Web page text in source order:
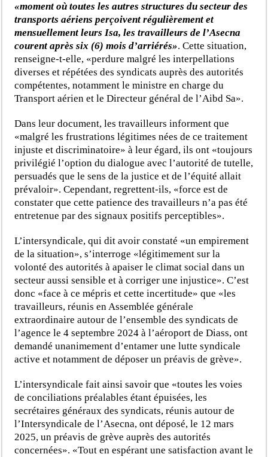
«moment où toutes les autres structures du secteur des
transports aériens perçoivent régulièrement et
mensuellement leurs Isa, les travailleurs de l’Asecna
courent après six (6) mois d’arriérés». Cette situation,
renseigne-t-elle, «perdure malgré les interpellations
diverses et répétées des syndicats auprès des autorités
compétentes, notamment le ministre en charge du
Transport aérien et le Directeur général de l’Aibd Sa».
Dans leur document, les travailleurs informent que
«malgré les frustrations légitimes nées de ce traitement
injuste et discriminatoire» à leur égard, ils ont «toujours
privilégié l’option du dialogue avec l’autorité de tutelle,
persuadés que le sens de la justice et de l’équité allait
prévaloir». Cependant, regrettent-ils, «force est de
constater que cette patience des travailleurs n’a pas été
entretenue par des signaux positifs perceptibles».
L’intersyndicale, qui dit avoir constaté «un empirement
de la situation», s’interroge «légitimement sur la
volonté des autorités à apaiser le climat social dans un
secteur aussi sensible et à corriger une injustice». C’est
donc «face à ce mépris et cette incertitude» que «les
travailleurs, réunis en Assemblée générale
extraordinaire autour de l’ensemble des syndicats de
l’agence le 4 septembre 2024 à l’aéroport de Diass, ont
demandé unanimement d’entamer une lutte syndicale
active et notamment de déposer un préavis de grève».
L’intersyndicale fait ainsi savoir que «toutes les voies
de conciliations préalables étant épuisées, les
secrétaires généraux des syndicats, réunis autour de
l’Intersyndicale de l’Asecna, ont déposé, le 12 mars
2025, un préavis de grève auprès des autorités
concernées». «Tout en espérant une satisfaction avant le